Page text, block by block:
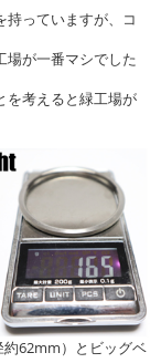
持っていますが、コ
場が一番マシでした
を考えると緑工場が
62mm）とビッグベ